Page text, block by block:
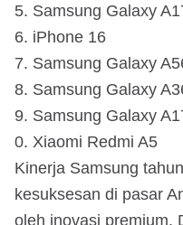
Samsung Galaxy
iPhone 16
Samsung Galaxy
Samsung Galaxy
Samsung Galaxy
Xiaomi Redmi A5
Kinerja Samsung
kesuksesan di pasar
oleh inovasi premium.